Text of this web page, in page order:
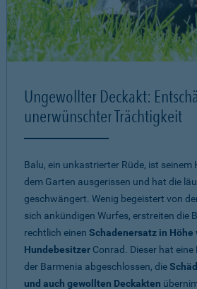
Ungewollter Deckakt:
unerwünschter Trächtigkeit
Balu, ein unkastrierter Rüde, ist seinem
dem Garten ausgerissen und hat die
geschwängert. Wenig begeistert von
sich ankündigen Wurfes, erstreiten die
rechtlich einen Schadenersatz in Höhe
Hundebesitzer Conrad. Dieser hat
der Barmenia abgeschlossen, die
und auch gewollten Deckakten